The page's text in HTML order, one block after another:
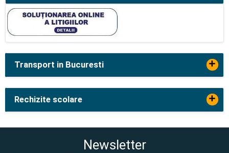
Transport in Bucuresti +
Rechizite scolare +
Newsletter